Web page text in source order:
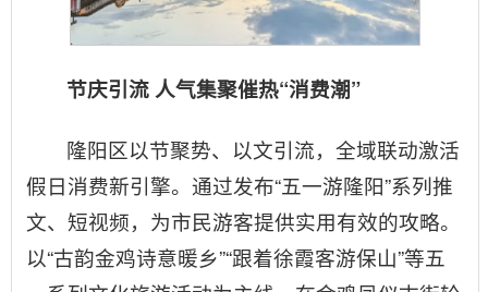
节庆引流 人气集聚催热“消费潮”
隆阳区以节聚势、以文引流，全域联动激活
假日消费新引擎。通过发布“五一游隆阳”系列推
文、短视频，为市民游客提供实用有效的攻略。
以“古韵金鸡诗意暖乡”“跟着徐霞客游保山”等五